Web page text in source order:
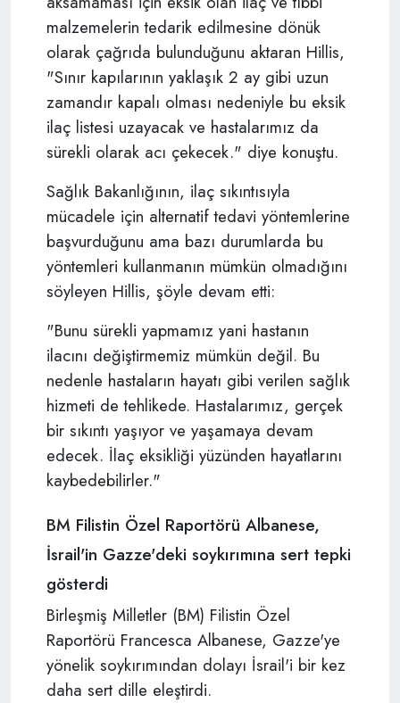
malzemelerin tedarik edilmesine dönük
olarak çağrıda bulunduğunu aktaran Hillis,
"Sınır kapılarının yaklaşık 2 ay gibi uzun
zamandır kapalı olması nedeniyle bu eksik
ilaç listesi uzayacak ve hastalarımız da
sürekli olarak acı çekecek." diye konuştu.
Sağlık Bakanlığının, ilaç sıkıntısıyla
mücadele için alternatif tedavi yöntemlerine
başvurduğunu ama bazı durumlarda bu
yöntemleri kullanmanın mümkün olmadığını
söyleyen Hillis, şöyle devam etti:
"Bunu sürekli yapmamız yani hastanın
ilacını değiştirmemiz mümkün değil. Bu
nedenle hastaların hayatı gibi verilen sağlık
hizmeti de tehlikede. Hastalarımız, gerçek
bir sıkıntı yaşıyor ve yaşamaya devam
edecek. İlaç eksikliği yüzünden hayatlarını
kaybedebilirler."
BM Filistin Özel Raportörü Albanese,
İsrail'in Gazze'deki soykırımına sert tepki
gösterdi
Birleşmiş Milletler (BM) Filistin Özel
Raportörü Francesca Albanese, Gazze'ye
yönelik soykırımından dolayı İsrail'i bir kez
daha sert dille eleştirdi.